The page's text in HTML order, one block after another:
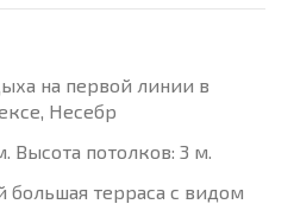
на первой линии в
Несебр
Высота потолков: 3 м.
большая терраса с видом